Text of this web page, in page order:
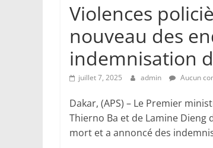
Violences
nouveau des
indemnisation
juillet 7, 2025 admin Aucun
Dakar, (APS) – Le Premier
Thierno Ba et de Lamine
mort et a annoncé des